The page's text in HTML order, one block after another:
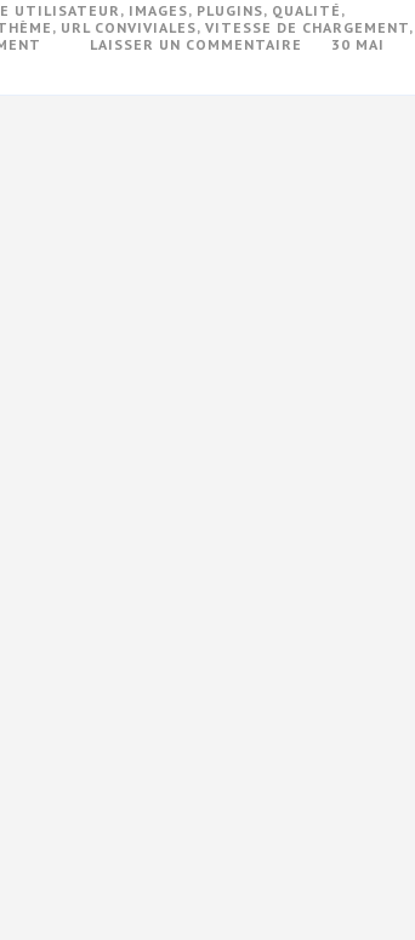
UTILISATEUR, IMAGES, PLUGINS, QUALITÉ ,
, URL CONVIVIALES, VITESSE DE CHARGEMENT,
LAISSER UN COMMENTAIRE
SUR30 MAI